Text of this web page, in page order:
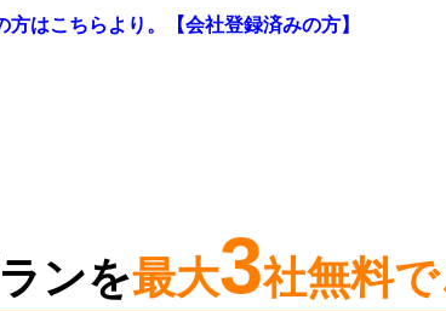
はこちらより。 【会社登録済みの方】
ンを最大3社無料